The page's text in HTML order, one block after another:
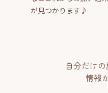
が見つかります♪
自分だけ
情報